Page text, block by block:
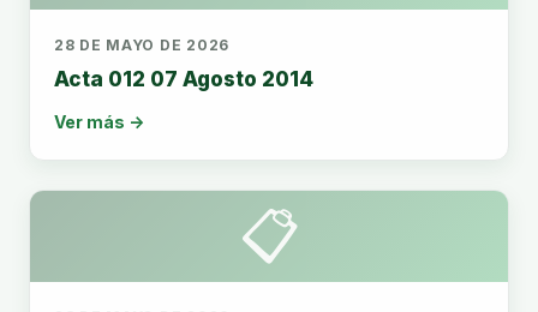
28 DE MAYO DE 2026
Acta 012 07 Agosto 2014
Ver más →
📋